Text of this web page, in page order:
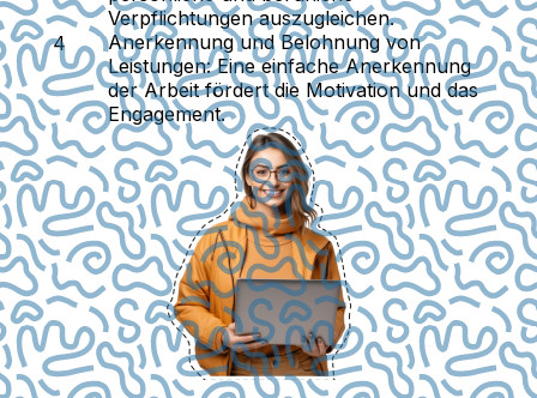
Verpflichtungen auszugleichen.
Anerkennung und Belohnung von
Leistungen:Eine einfache Anerkennung
der Arbeit fördert die Motivation und das
Engagement.